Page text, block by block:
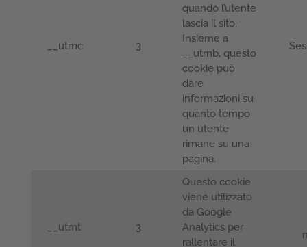
__utmc 3
quando l’utente
lascia il sito.
Insieme a
__utmb, questo
cookie può
dare
informazioni su
quanto tempo
un utente
rimane su una
pagina.
__utmt 3
Questo cookie
viene utilizzato
da Google
Analytics per
rallentare il